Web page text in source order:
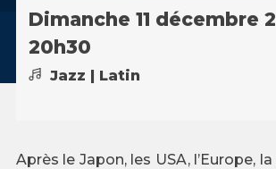
Dimanche 11 décembre
20h30
Jazz | Latin
Après le Japon, les USA, l’Europe,